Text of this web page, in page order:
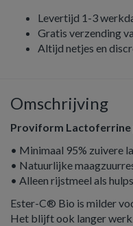
Levertijd 1-3
Gratis verzending
Altijd netjes en
Omschrijving
Proviform Lactoferrine
• Minimaal 95% zuivere
• Natuurlijke
• Alleen rijstmeel als
Ester-C® Bio is milder
Het blijft ook langer